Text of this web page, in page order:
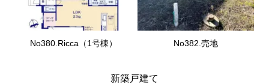
No380.Ricca（1号棟） No382.売地
新築戸建て